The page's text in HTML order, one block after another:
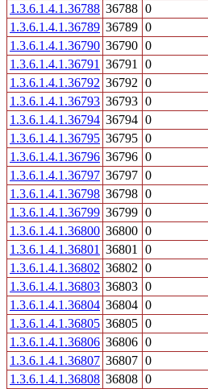
1.3.6.1.4.1.36788 36788 0
1.3.6.1.4.1.36789 36789 0
1.3.6.1.4.1.36790 36790 0
1.3.6.1.4.1.36791 36791 0
1.3.6.1.4.1.36792 36792 0
1.3.6.1.4.1.36793 36793 0
1.3.6.1.4.1.36794 36794 0
1.3.6.1.4.1.36795 36795 0
1.3.6.1.4.1.36796 36796 0
1.3.6.1.4.1.36797 36797 0
1.3.6.1.4.1.36798 36798 0
1.3.6.1.4.1.36799 36799 0
1.3.6.1.4.1.36800 36800 0
1.3.6.1.4.1.36801 36801 0
1.3.6.1.4.1.36802 36802 0
1.3.6.1.4.1.36803 36803 0
1.3.6.1.4.1.36804 36804 0
1.3.6.1.4.1.36805 36805 0
1.3.6.1.4.1.36806 36806 0
1.3.6.1.4.1.36807 36807 0
1.3.6.1.4.1.36808 36808 0